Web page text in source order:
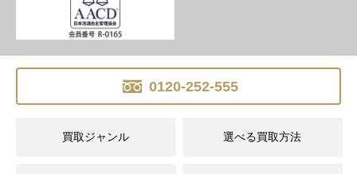
0120-252-555
買取ジャンル 選べる買取方法